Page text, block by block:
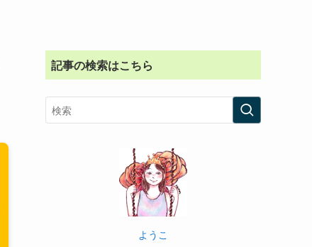
記事の検索はこちら
ようこ